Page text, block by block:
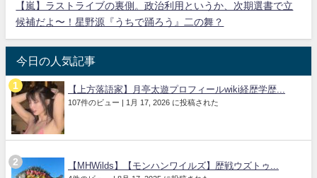
【嵐】ラストライブの裏側。政治利用というか、次期選書で立
候補だよ〜！星野源『うちで踊ろう』二の舞？
今日の人気記事
【上方落語家】月亭太遊プロフィールwiki経歴学歴...
107件のビュー | 1月 17, 2026 に投稿された
【MHWilds】【モンハンワイルズ】歴戦ウズトゥ...